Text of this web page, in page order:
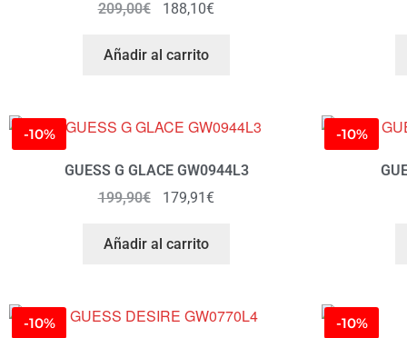
209,00€ 188,10€
Añadir al carrito
-10%
GUESS G GLACE GW0944L3
199,90€ 179,91€
Añadir al carrito
-10%
-10% -10%